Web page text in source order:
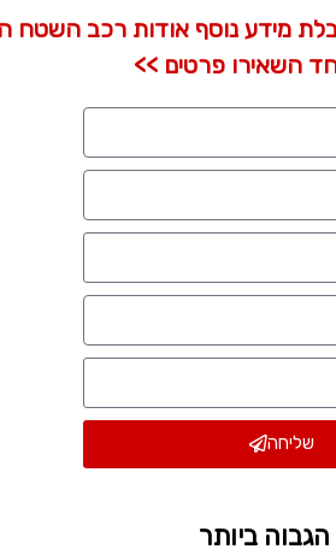
מידע נוסף אודות רכב השטח
השאירו פרטים >>
שליחה
ביותר